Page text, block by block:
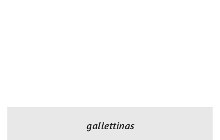
gallettinas